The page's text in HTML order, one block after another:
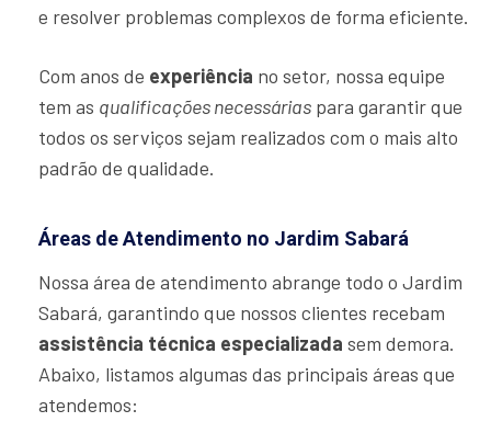
e resolver problemas complexos de forma eficiente.
Com anos de experiência no setor, nossa equipe
tem as qualificações necessárias para garantir que
todos os serviços sejam realizados com o mais alto
padrão de qualidade.
Áreas de Atendimento no Jardim Sabará
Nossa área de atendimento abrange todo o Jardim
Sabará, garantindo que nossos clientes recebam
assistência técnica especializada sem demora.
Abaixo, listamos algumas das principais áreas que
atendemos: